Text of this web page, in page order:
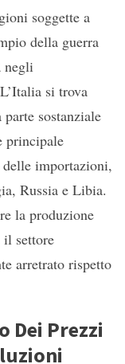
soggette a
della guerra
negli
si trova
sostanziale
principale
importazioni,
Russia e Libia.
la produzione
settore
arretrato rispetto
Dei Prezzi